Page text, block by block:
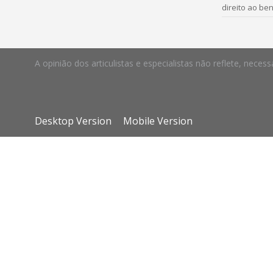
direito ao
A opinião dos articulistas e especialistas não reflete,
Desktop Version Mobile Version